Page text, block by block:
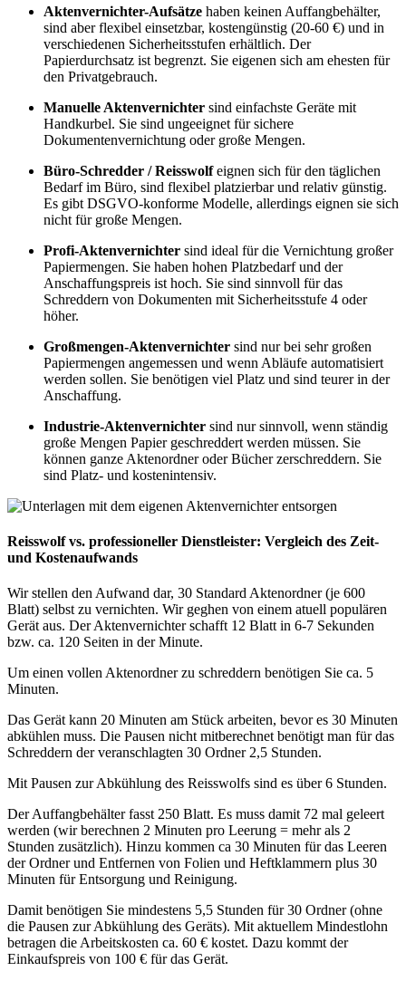
Aktenvernichter-Aufsätze haben keinen Auffangbehälter,
sind aber flexibel einsetzbar, kostengünstig (20-60 €) und in
verschiedenen Sicherheitsstufen erhältlich. Der
Papierdurchsatz ist begrenzt. Sie eigenen sich am ehesten für
den Privatgebrauch.
Manuelle Aktenvernichter sind einfachste Geräte mit
Handkurbel. Sie sind ungeeignet für sichere
Dokumentenvernichtung oder große Mengen.
Büro-Schredder / Reisswolfeignen sich für den täglichen
Bedarf im Büro, sind flexibel platzierbar und relativ günstig.
Es gibt DSGVO-konforme Modelle, allerdings eignen sie sich
nicht für große Mengen.
Profi-Aktenvernichter sind ideal für die Vernichtung großer
Papiermengen. Sie haben hohen Platzbedarf und der
Anschaffungspreis ist hoch. Sie sind sinnvoll für das
Schreddern von Dokumenten mit Sicherheitsstufe 4 oder
höher.
Großmengen-Aktenvernichter sind nur bei sehr großen
Papiermengen angemessen und wenn Abläufe automatisiert
werden sollen. Sie benötigen viel Platz und sind teurer in der
Anschaffung.
Industrie-Aktenvernichter sind nur sinnvoll, wenn ständig
große Mengen Papier geschreddert werden müssen. Sie
können ganze Aktenordner oder Bücher zerschreddern. Sie
sind Platz- und kostenintensiv.
Reisswolf vs. professioneller Dienstleister: Vergleich des Zeit-
und Kostenaufwands
Wir stellen den Aufwand dar, 30 Standard Aktenordner (je 600
Blatt) selbst zu vernichten. Wir geghen von einem atuell populären
Gerät aus. Der Aktenvernichter schafft 12 Blatt in 6-7 Sekunden
bzw. ca. 120 Seiten in der Minute.
Um einen vollen Aktenordner zu schreddern benötigen Sie ca. 5
Minuten.
Das Gerät kann 20 Minuten am Stück arbeiten, bevor es 30 Minuten
abkühlen muss. Die Pausen nicht mitberechnet benötigt man für das
Schreddern der veranschlagten 30 Ordner 2,5 Stunden.
Mit Pausen zur Abkühlung des Reisswolfs sind es über 6 Stunden.
Der Auffangbehälter fasst 250 Blatt. Es muss damit 72 mal geleert
werden (wir berechnen 2 Minuten pro Leerung = mehr als 2
Stunden zusätzlich). Hinzu kommen ca 30 Minuten für das Leeren
der Ordner und Entfernen von Folien und Heftklammern plus 30
Minuten für Entsorgung und Reinigung.
Damit benötigen Sie mindestens 5,5 Stunden für 30 Ordner (ohne
die Pausen zur Abkühlung des Geräts). Mit aktuellem Mindestlohn
betragen die Arbeitskosten ca. 60 € kostet. Dazu kommt der
Einkaufspreis von 100 € für das Gerät.